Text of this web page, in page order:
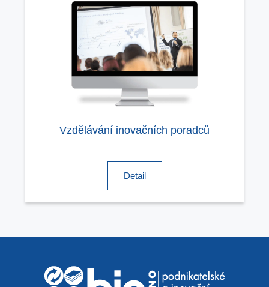
Vzdělávání inovačních poradců
Detail